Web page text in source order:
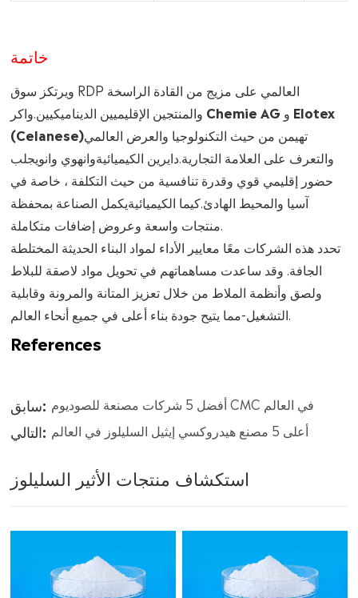
خاتمة
ويرتكز سوق RDP العالمي على مزيج من القادة الراسخة
والمنتجين الإقليميين الديناميكيين. واكر Chemie AG و Elotex
(Celanese)تهيمن من حيث التكنولوجيا والعرض العالمي
والتعرف على العلامة التجارية.دايرين الكيميائيةوانهوي وانويجلب
حضور إقليمي قوي وقدرة تنافسية من حيث التكلفة ، خاصة في
آسيا والمحيط الهادئ.كيما الكيميائيةيكمل الصناعة بمحفظة
تحدد هذه الشركات معًا معايير الأداء لمواد البناء الحديثة المختلطة
الجافة. وقد ساعدت مساهماتهم في تحويل مواد لاصقة للبلاط
ولصق وأنظمة الملاط من خلال تعزيز المتانة والمرونة وقابلية
References
سابق: أفضل 5 شركات مصنعة للصوديوم CMC في العالم
التالي: أعلى 5 مصنع هيدروكسي إيثيل السليلوز في العالم
استكشاف منتجات الأثير السليلوز